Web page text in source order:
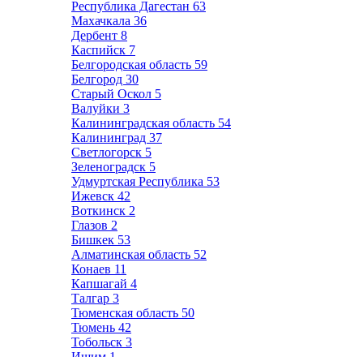
Республика Дагестан 63
Махачкала 36
Дербент 8
Каспийск 7
Белгородская область 59
Белгород 30
Старый Оскол 5
Валуйки 3
Калининградская область 54
Калининград 37
Светлогорск 5
Зеленоградск 5
Удмуртская Республика 53
Ижевск 42
Воткинск 2
Глазов 2
Бишкек 53
Алматинская область 52
Конаев 11
Капшагай 4
Талгар 3
Тюменская область 50
Тюмень 42
Тобольск 3